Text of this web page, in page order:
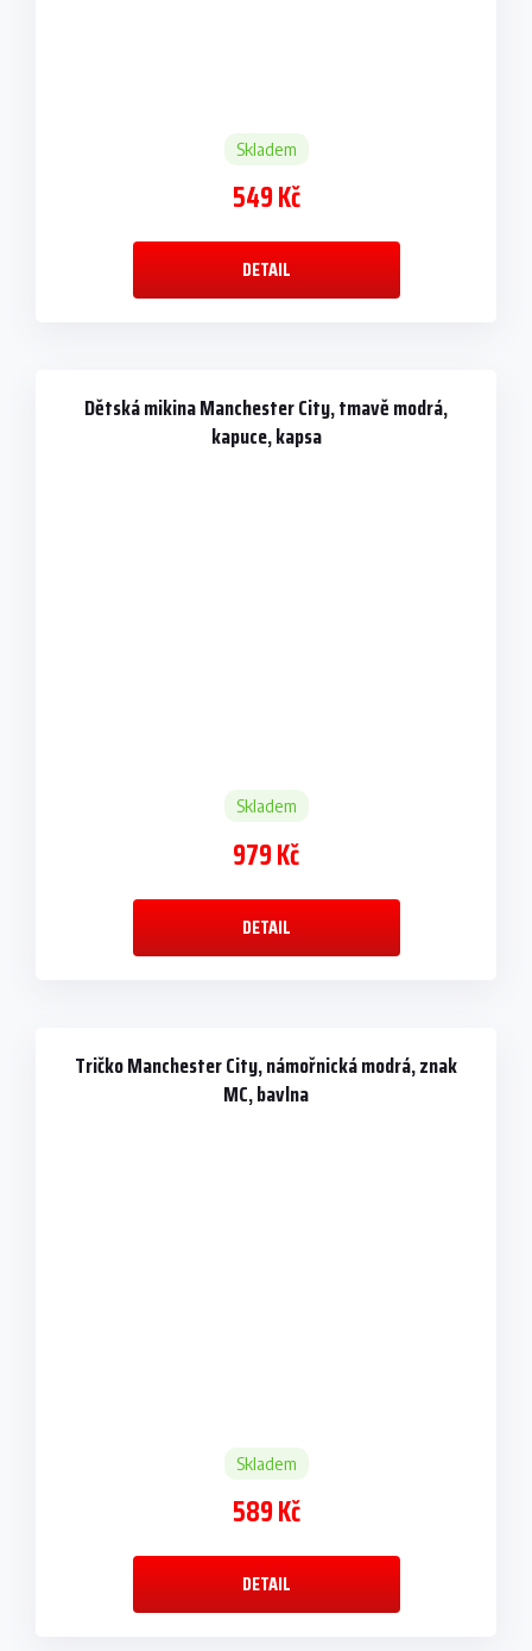
Skladem
549 Kč
DETAIL
Dětská mikina Manchester City, tmavě modrá,
kapuce, kapsa
Skladem
979 Kč
DETAIL
Tričko Manchester City, námořnická modrá, znak
MC, bavlna
Skladem
589 Kč
DETAIL